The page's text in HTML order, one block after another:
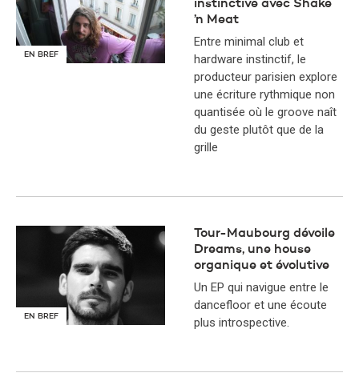
EN BREF
instinctive avec Shake
’n Meat
Entre minimal club et
hardware instinctif, le
producteur parisien explore
une écriture rythmique non
quantisée où le groove naît
du geste plutôt que de la
grille
EN BREF
Tour-Maubourg dévoile
Dreams, une house
organique et évolutive
Un EP qui navigue entre le
dancefloor et une écoute
plus introspective.